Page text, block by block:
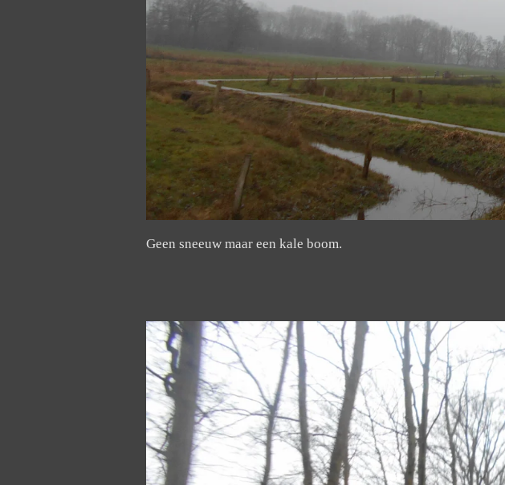
Geen sneeuw maar een kale boom.